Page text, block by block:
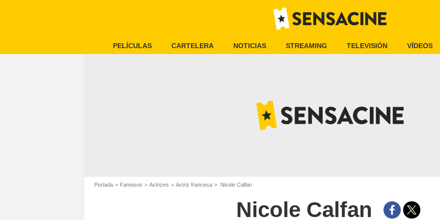
PELÍCULAS CARTELERA NOTICIAS STREAMING TELEVISIÓN VÍDEOS
Portada Famosos Actrizes Actriz francesa Nicole Calfan
Nicole Calfan